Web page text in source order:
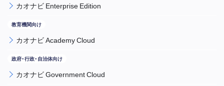
カオナビ Enterprise Edition
カオナビ Academy Cloud
カオナビ Government Cloud